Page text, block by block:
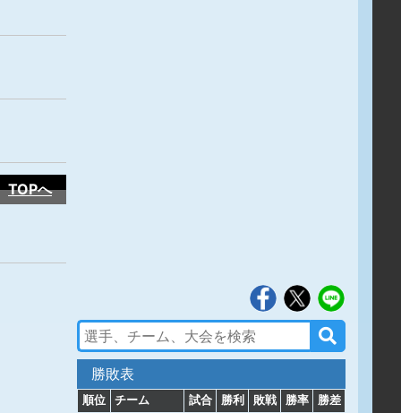
TOPへ
勝敗表
順位 チーム 試合 勝利 敗戦 勝率 勝差